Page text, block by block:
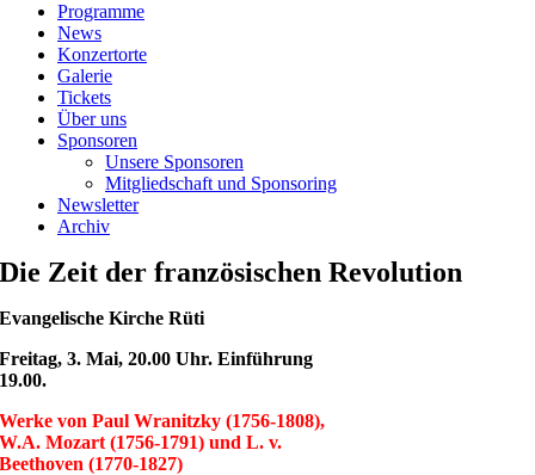
Programme
News
Konzertorte
Galerie
Tickets
Über uns
Sponsoren
Unsere Sponsoren
Mitgliedschaft und Sponsoring
Newsletter
Archiv
Die Zeit der französischen Revolution
Evangelische Kirche Rüti
Freitag, 3. Mai, 20.00 Uhr. Einführung
19.00.
Werke von Paul Wranitzky (1756-1808),
W.A. Mozart (1756-1791) und L. v.
Beethoven (1770-1827)